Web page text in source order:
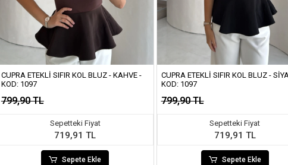
CUPRA ETEKLI SIFIR KOL BLUZ - KAHVE -
KOD: 1097
799,90 TL
Sepetteki Fiyat
719,91 TL
Sepete Ekle
CUPRA ETEKLI SIFIR KOL BLUZ -
KOD: 1097
799,90 TL
Sepetteki Fiyat
719,91 TL
Sepete Ekle